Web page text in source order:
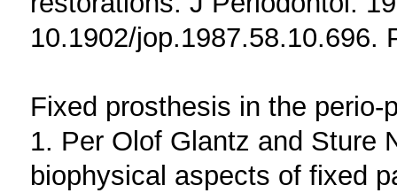
10.1902/jop.1987.58.10.696.
Fixed prosthesis in the perio-
1. Per Olof Glantz and Sture
biophysical aspects of fixed